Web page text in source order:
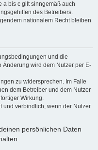
a bis c gilt sinngemäß auch
des Betreibers.
nationalem Recht bleiben
und die
wird dem Nutzer per E-
zu widersprechen. Im Falle
dem Betreiber und dem Nutzer
Wirkung.
und verbindlich, wenn der Nutzer
persönlichen Daten